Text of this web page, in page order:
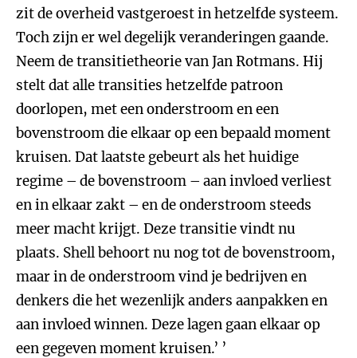
zit de overheid vastgeroest in hetzelfde systeem.
Toch zijn er wel degelijk veranderingen gaande.
Neem de transitietheorie van Jan Rotmans. Hij
stelt dat alle transities hetzelfde patroon
doorlopen, met een onderstroom en een
bovenstroom die elkaar op een bepaald moment
kruisen. Dat laatste gebeurt als het huidige
regime – de bovenstroom – aan invloed verliest
en in elkaar zakt – en de onderstroom steeds
meer macht krijgt. Deze transitie vindt nu
plaats. Shell behoort nu nog tot de bovenstroom,
maar in de onderstroom vind je bedrijven en
denkers die het wezenlijk anders aanpakken en
aan invloed winnen. Deze lagen gaan elkaar op
een gegeven moment kruisen.’ ’